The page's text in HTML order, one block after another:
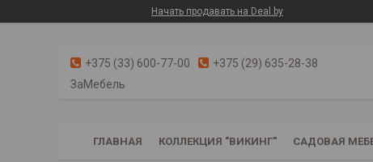
Начать продавать на Deal.by
+375 (33) 600-77-00
+375 (29) 635-28-38
ЗаМебель
ГЛАВНАЯ КОЛЛЕКЦИЯ "ВИКИНГ" САДОВАЯ